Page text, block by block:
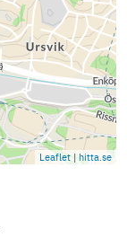
Leaflet | hitta.se